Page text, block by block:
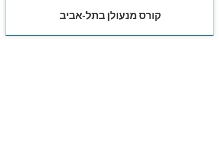
קורס מנעולן בתל-אביב